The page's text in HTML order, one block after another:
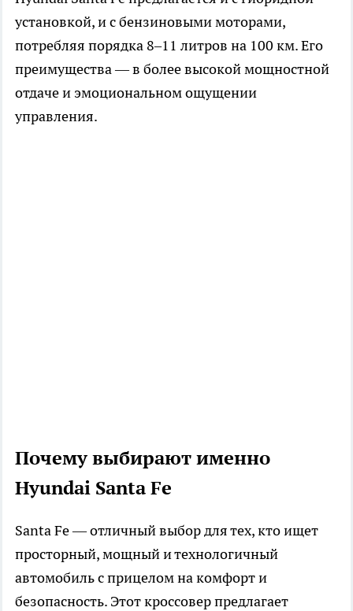
установкой, и с бензиновыми моторами,
потребляя порядка 8–11 литров на 100 км. Его
преимущества — в более высокой мощностной
отдаче и эмоциональном ощущении
управления.
Почему выбирают именно
Hyundai Santa Fe
Santa Fe — отличный выбор для тех, кто ищет
просторный, мощный и технологичный
автомобиль с прицелом на комфорт и
безопасность. Этот кроссовер предлагает